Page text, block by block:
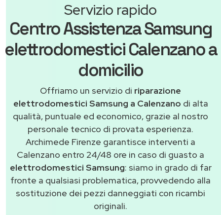
Servizio rapido
Centro Assistenza Samsung
elettrodomestici Calenzano a
domicilio
Offriamo un servizio di riparazione
elettrodomestici Samsung a Calenzano di alta
qualità, puntuale ed economico, grazie al nostro
personale tecnico di provata esperienza.
Archimede Firenze garantisce interventi a
Calenzano entro 24/48 ore in caso di guasto a
elettrodomestici Samsung: siamo in grado di far
fronte a qualsiasi problematica, provvedendo alla
sostituzione dei pezzi danneggiati con ricambi
originali.